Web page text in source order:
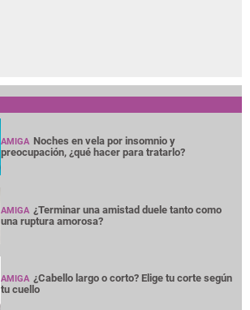
AMIGA Noches en vela por insomnio y
preocupación, ¿qué hacer para tratarlo?
AMIGA ¿Terminar una amistad duele tanto como
una ruptura amorosa?
AMIGA ¿Cabello largo o corto? Elige tu corte según
tu cuello